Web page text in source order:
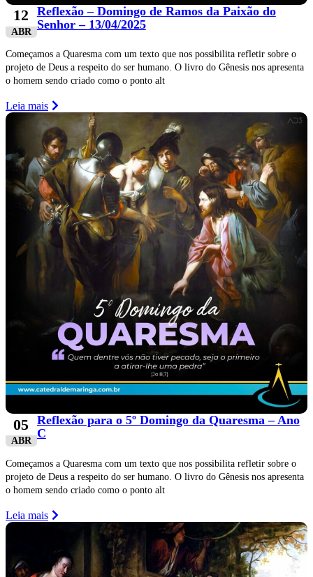
12
ABR
Reflexão – Domingo de Ramos da Paixão do
Senhor – 13/04/2025
Começamos a Quaresma com um texto que nos possibilita refletir sobre o
projeto de Deus a respeito do ser humano. O livro do Gênesis nos apresenta
o homem sendo criado como o ponto alt
Leia mais
05
ABR
Reflexão para o 5º Domingo da Quaresma – Ano
C
Começamos a Quaresma com um texto que nos possibilita refletir sobre o
projeto de Deus a respeito do ser humano. O livro do Gênesis nos apresenta
o homem sendo criado como o ponto alt
Leia mais